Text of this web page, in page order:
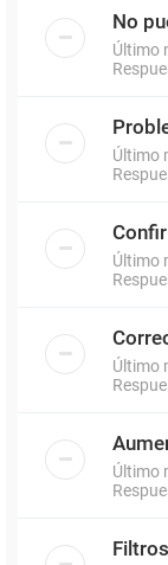
No
Último
Último
Último
Último
Último